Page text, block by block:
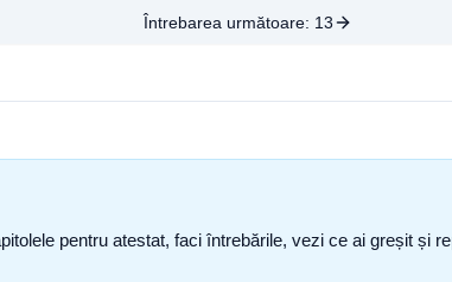
Întrebarea următoare: 13
pentru atestat, faci întrebările, vezi ce ai greșit și